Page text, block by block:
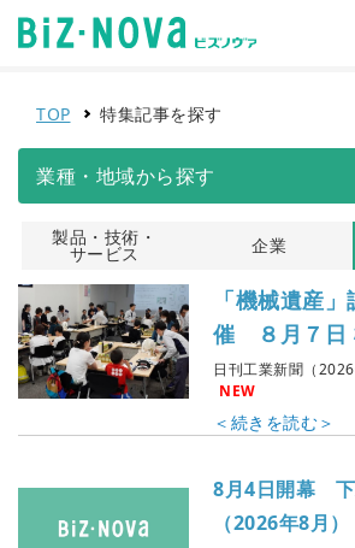
TOP 特集記事を探す
業種・地域から探す
製品・技術・
サービス 企業
「機械遺産
催 ８月７日
日刊工業新聞（
NEW
＜続きを読む＞
8月4日開幕 下
（2026年8月）